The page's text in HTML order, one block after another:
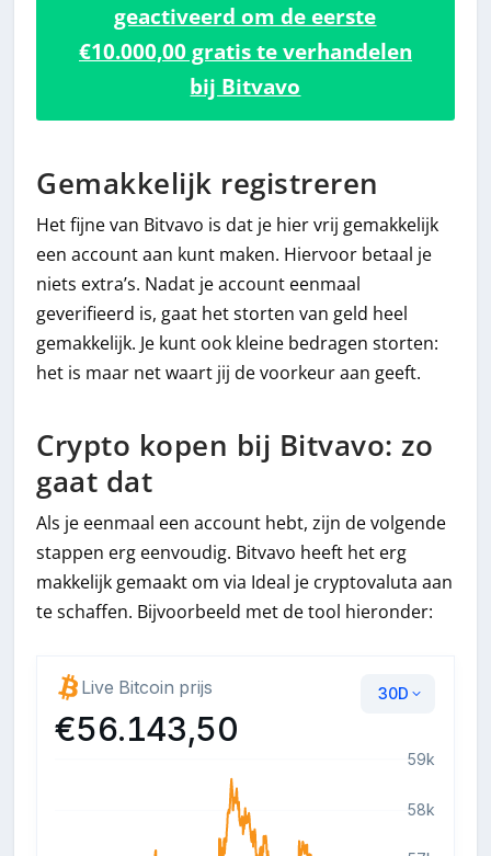
geactiveerd om de eerste
€10.000,00 gratis te verhandelen
bij Bitvavo
Gemakkelijk registreren
Het fijne van Bitvavo is dat je hier vrij gemakkelijk
een account aan kunt maken. Hiervoor betaal je
niets extra’s. Nadat je account eenmaal
geverifieerd is, gaat het storten van geld heel
gemakkelijk. Je kunt ook kleine bedragen storten:
het is maar net waart jij de voorkeur aan geeft.
Crypto kopen bij Bitvavo: zo
gaat dat
Als je eenmaal een account hebt, zijn de volgende
stappen erg eenvoudig. Bitvavo heeft het erg
makkelijk gemaakt om via Ideal je cryptovaluta aan
te schaffen. Bijvoorbeeld met de tool hieronder: